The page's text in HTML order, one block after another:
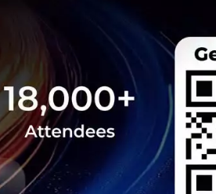
Tech เริ่มเข้า
เป็น